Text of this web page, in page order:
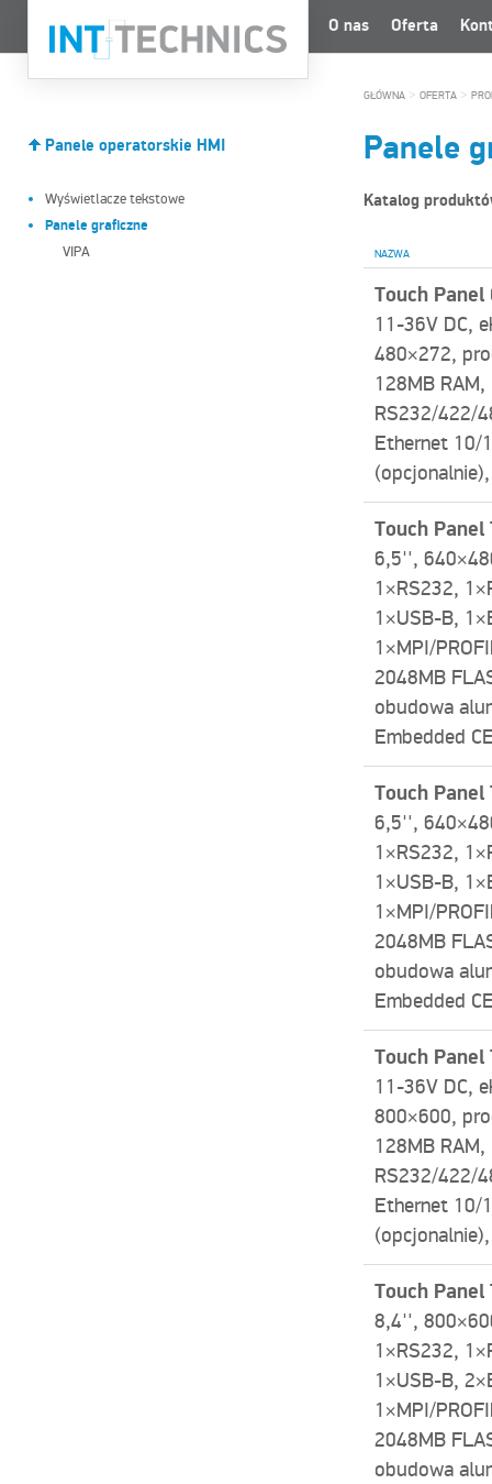
O nas Oferta
Panele operatorskie HMI
Wyświetlacze tekstowe
Panele graficzne
VIPA
GŁÓWNA > OFERTA >
Panele
Katalog
NAZWA
Touch Panel
11-36V DC,
480×272,
128MB
RS232/422/
Ethernet 10/
(opcjonalnie),
Touch Panel
6,5″,
1×RS232,
1×USB-­B,
1×MPI/
2048MB
obudowa
Embedded
Touch Panel
6,5″,
1×RS232,
1×USB-­B,
1×MPI/
2048MB
obudowa
Embedded
Touch Panel
11-36V DC,
800×600,
128MB
RS232/422/
Ethernet 10/
(opcjonalnie),
Touch Panel
8,4″,
1×RS232,
1×USB-­B,
1×MPI/
2048MB
obudowa